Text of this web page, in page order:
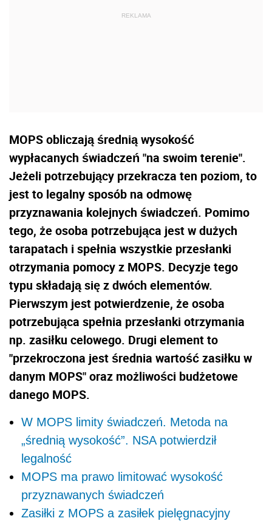
MOPS obliczają średnią wysokość
wypłacanych świadczeń "na swoim terenie".
Jeżeli potrzebujący przekracza ten poziom, to
jest to legalny sposób na odmowę
przyznawania kolejnych świadczeń. Pomimo
tego, że osoba potrzebująca jest w dużych
tarapatach i spełnia wszystkie przesłanki
otrzymania pomocy z MOPS. Decyzje tego
typu składają się z dwóch elementów.
Pierwszym jest potwierdzenie, że osoba
potrzebująca spełnia przesłanki otrzymania
np. zasiłku celowego. Drugi element to
"przekroczona jest średnia wartość zasiłku w
danym MOPS" oraz możliwości budżetowe
danego MOPS.
W MOPS limity świadczeń. Metoda na
„średnią wysokość”. NSA potwierdził
legalność
MOPS ma prawo limitować wysokość
przyznawanych świadczeń
Zasiłki z MOPS a zasiłek pielęgnacyjny